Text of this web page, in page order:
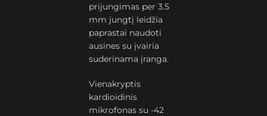
prijungimas per 3.5
mm jungtį leidžia
paprastai naudoti
ausines su įvairia
suderinama įranga.
Vienakryptis
kardioidinis
mikrofonas su -42